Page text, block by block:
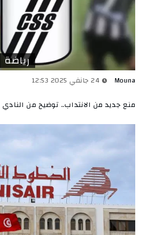
رياضة
Mouna
منع جديد من الانتداب.. توضيح من